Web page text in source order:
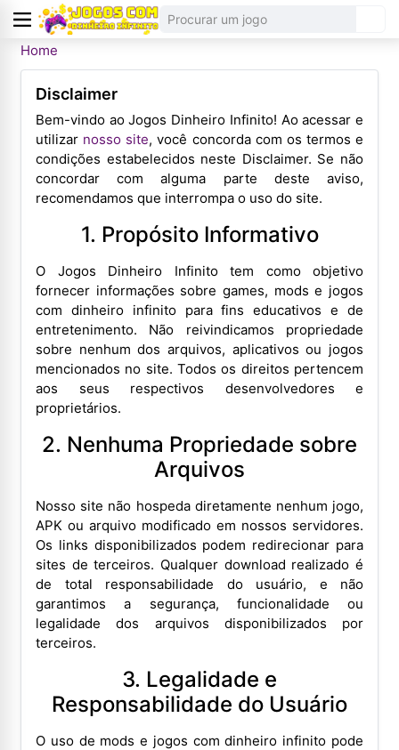
Home
Disclaimer
Bem-vindo ao Jogos Dinheiro Infinito! Ao acessar e
utilizar nosso site, você concorda com os termos e
condições estabelecidos neste Disclaimer. Se não
concordar com alguma parte deste aviso,
recomendamos que interrompa o uso do site.
1. Propósito Informativo
O Jogos Dinheiro Infinito tem como objetivo
fornecer informações sobre games, mods e jogos
com dinheiro infinito para fins educativos e de
entretenimento. Não reivindicamos propriedade
sobre nenhum dos arquivos, aplicativos ou jogos
mencionados no site. Todos os direitos pertencem
aos seus respectivos desenvolvedores e
proprietários.
2. Nenhuma Propriedade sobre
Arquivos
Nosso site não hospeda diretamente nenhum jogo,
APK ou arquivo modificado em nossos servidores.
Os links disponibilizados podem redirecionar para
sites de terceiros. Qualquer download realizado é
de total responsabilidade do usuário, e não
garantimos a segurança, funcionalidade ou
legalidade dos arquivos disponibilizados por
terceiros.
3. Legalidade e
Responsabilidade do Usuário
O uso de mods e jogos com dinheiro infinito pode